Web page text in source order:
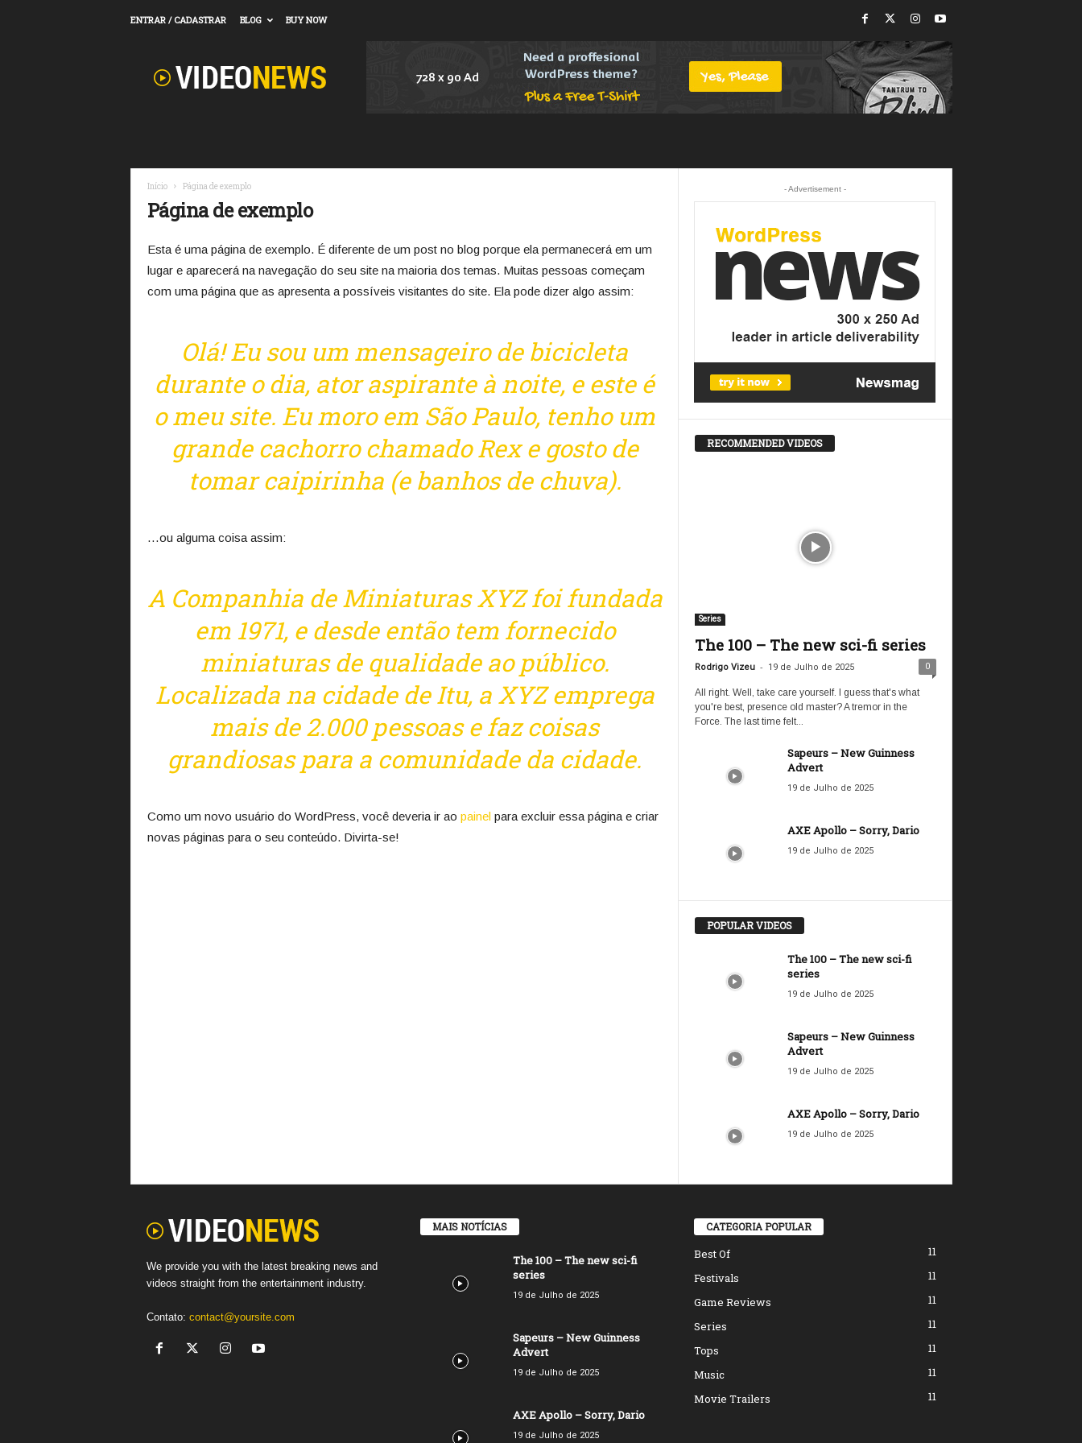
ENTRAR / CADASTRAR BLOG
BUY NOW
Início Página de exemplo
Página de exemplo
Esta é uma página de exemplo. É diferente de um post no blog porque ela permanecerá em um
lugar e aparecerá na navegação do seu site na maioria dos temas. Muitas pessoas começam
com uma página que as apresenta a possíveis visitantes do site. Ela pode dizer algo assim:
Olá! Eu sou um mensageiro de bicicleta
durante o dia, ator aspirante à noite, e este é
o meu site. Eu moro em São Paulo, tenho um
grande cachorro chamado Rex e gosto de
tomar caipirinha (e banhos de chuva).
…ou alguma coisa assim:
A Companhia de Miniaturas XYZ foi fundada
em 1971, e desde então tem fornecido
miniaturas de qualidade ao público.
Localizada na cidade de Itu, a XYZ emprega
mais de 2.000 pessoas e faz coisas
grandiosas para a comunidade da cidade.
Como um novo usuário do WordPress, você deveria ir ao painelpara excluir essa página e criar
novas páginas para o seu conteúdo. Divirta-se!
- Advertisement -
RECOMMENDED VIDEOS
Series
The 100 – The new sci-fi series
Rodrigo Vizeu - 19 de Julho de 2025 0
All right. Well, take care yourself. I guess that's what
you're best, presence old master? A tremor in the
Force. The last time felt...
Sapeurs – New Guinness
Advert
19 de Julho de 2025
AXE Apollo – Sorry, Dario
19 de Julho de 2025
POPULAR VIDEOS
The 100 – The new sci-fi
series
19 de Julho de 2025
Sapeurs – New Guinness
Advert
19 de Julho de 2025
AXE Apollo – Sorry, Dario
19 de Julho de 2025
We provide you with the latest breaking news and
videos straight from the entertainment industry.
Contato: contact@yoursite.com
MAIS NOTÍCIAS
The 100 – The new sci-fi
series
19 de Julho de 2025
Sapeurs – New Guinness
Advert
19 de Julho de 2025
AXE Apollo – Sorry, Dario
19 de Julho de 2025
CATEGORIA POPULAR
Best Of
11
Festivals
11
Game Reviews
11
Series
11
Tops
11
Music
11
Movie Trailers
11